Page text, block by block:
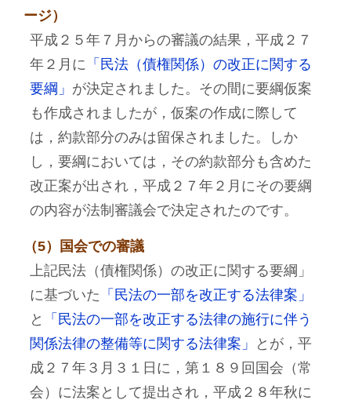
ージ）
平成２５年７月からの審議の結果，平成２７
年２月に 「民法（債権関係）の改正に関する
要綱」 が決定されました。その間に要綱仮案
も作成されましたが，仮案の作成に際して
は，約款部分のみは留保されました。しか
し，要綱においては，その約款部分も含めた
改正案が出され，平成２７年２月にその要綱
の内容が法制審議会で決定されたのです。
（5）国会での審議
上記民法（債権関係）の改正に関する要綱」
に基づいた 「民法の一部を改正する法律案」
と
「民法の一部を改正する法律の施行に伴う
関係法律の整備等に関する法律案」
とが，平
成２７年３月３１日に，第１８９回国会（常
会）に法案として提出され，平成２８年秋に